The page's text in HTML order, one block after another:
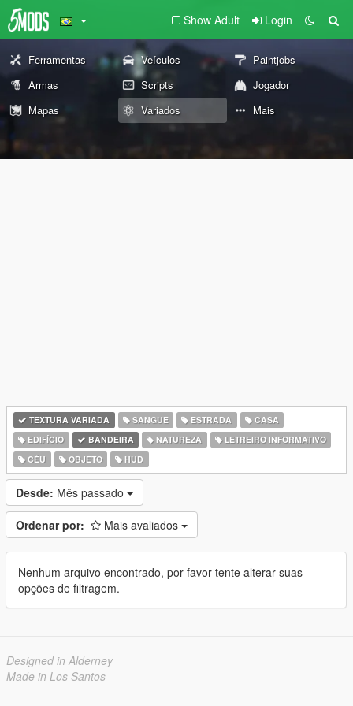
Show Adult Login
Ferramentas Veículos
Paintjobs
Armas
Scripts
Jogador
Mapas
Variados Mais
TEXTURA VARIADA SANGUE ESTRADA
CASA
EDIFÍCIO
BANDEIRA NATUREZA
LETREIRO INFORMATIVO
CÉU
OBJETO HUD
Desde: Mês passado
Ordenar por: Mais avaliados
Nenhum arquivo encontrado, por favor tente alterar suas
opções de filtragem.
Designed in Alderney
Made in Los Santos